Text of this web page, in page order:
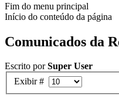
Fim do menu principal
Início do conteúdo da página
Comunicados da
Escrito porSuper User
Exibir #